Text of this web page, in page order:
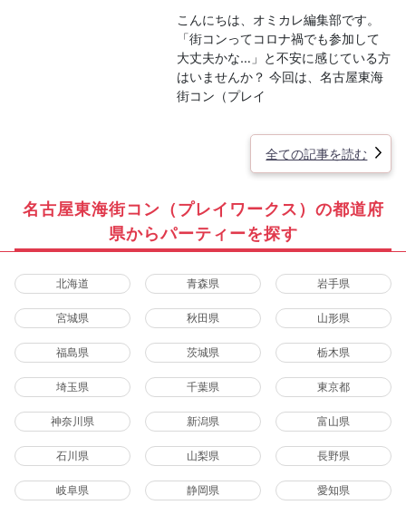
こんにちは、オミカレ編集部です。
「街コンってコロナ禍でも参加して
大丈夫かな…」と不安に感じている方
はいませんか？ 今回は、名古屋東海
街コン（プレイ
全ての記事を読む
名古屋東海街コン（プレイワークス）の都道府
県からパーティーを探す
北海道 青森県 岩手県
宮城県 秋田県 山形県
福島県 茨城県 栃木県
埼玉県 千葉県 東京都
神奈川県 新潟県 富山県
石川県 山梨県 長野県
岐阜県 静岡県 愛知県